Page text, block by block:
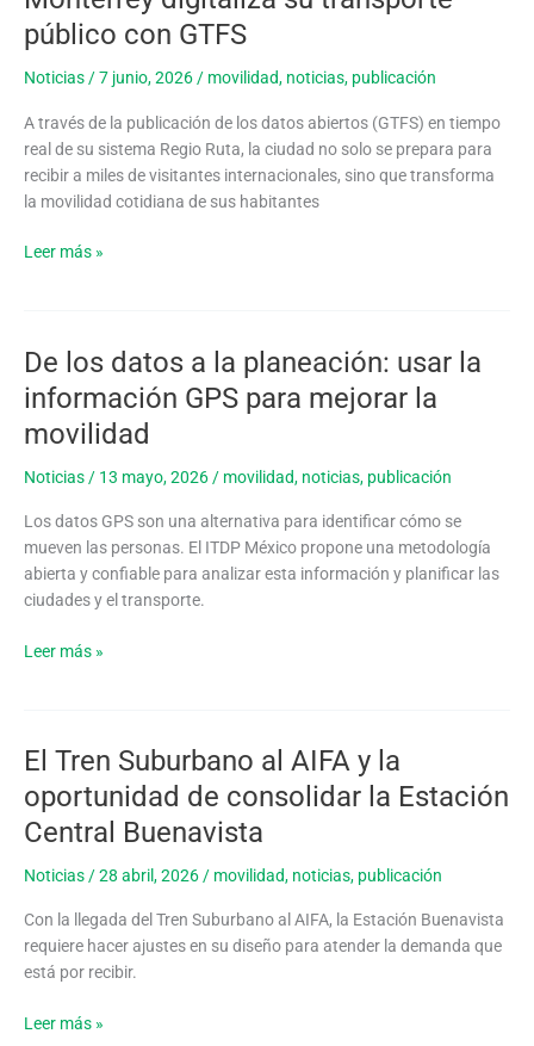
público con GTFS
Noticias /7 junio, 2026 / movilidad, noticias, publicación
A través de la publicación de los datos abiertos (GTFS) en tiempo
real de su sistema Regio Ruta, la ciudad no solo se prepara para
recibir a miles de visitantes internacionales, sino que transforma
la movilidad cotidiana de sus habitantes
digitaliza
su
transporte
con
GTFS
Leer más »
De los datos a la planeación: usar la
información GPS para mejorar la
movilidad
Noticias / 13 mayo, 2026 / movilidad, noticias, publicación
Los datos GPS son una alternativa para identificar cómo se
mueven las personas. El ITDP México propone una metodología
abierta y confiable para analizar esta información y planificar las
ciudades y el transporte.
De
los
datos
a
planeación:
usar
la
información
GPS
mejorar
Leer más »
El Tren Suburbano al AIFA y la
oportunidad de consolidar la Estación
Central Buenavista
Noticias /28 abril, 2026 / movilidad, noticias, publicación
Con la llegada del Tren Suburbano al AIFA, la Estación Buenavista
requiere hacer ajustes en su diseño para atender la demanda que
está por recibir.
El
Suburbano
al
y
la
oportunidad
de
la
Leer más »